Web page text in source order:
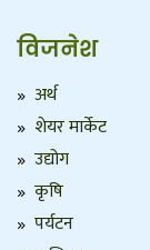
विजनेश
अर्थ
शेयर मार्केट
उद्योग
कृषि
पर्यटन